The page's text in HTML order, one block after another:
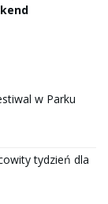
w Parku
tydzień dla